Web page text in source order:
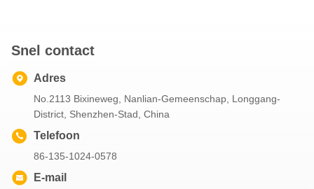
Snel contact
Adres
No.2113 Bixineweg, Nanlian-Gemeenschap, Longgang-
District, Shenzhen-Stad, China
Telefoon
86-135-1024-0578
E-mail